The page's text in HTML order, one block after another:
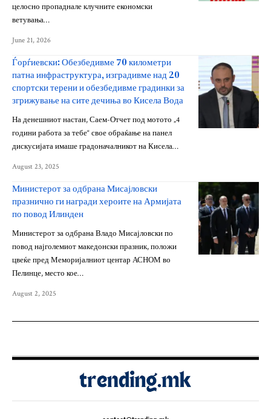
целосно пропаднале клучните економски
ветувања…
June 21, 2026
Ѓорѓиевски: Обезбедивме 70 километри
патна инфраструктура, изградивме над 20
спортски терени и обезбедивме градинки за
згрижување на сите дечиња во Кисела Вода
На денешниот настан, Саем-Отчет под мотото „4
години работа за тебе“ свое обраќање на панел
дискусијата имаше градоначалникот на Кисела…
August 23, 2025
Министерот за одбрана Мисајловски
празнично ги награди хероите на Армијата
по повод Илинден
Министерот за одбрана Владо Мисајловски по
повод најголемиот македонски празник, положи
цвеќе пред Меморијалниот центар АСНОМ во
Пелинце, место кое…
August 2, 2025